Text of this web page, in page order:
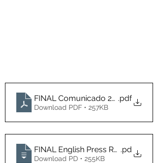
FINAL Comunicado 24 de agosto
.pdf
Download PDF • 257KB
FINAL English Press Release
.pd
Download PD • 255KB